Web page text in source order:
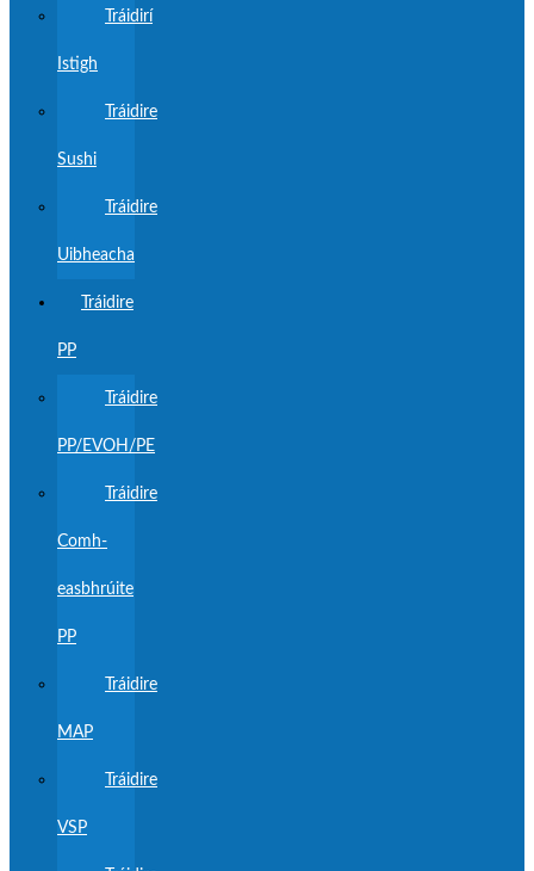
Tráidirí
Istigh
Tráidire
Sushi
Tráidire
Uibheacha
Tráidire
PP
Tráidire
PP/EVOH/PE
Tráidire
Comh-
easbhrúite
PP
Tráidire
MAP
Tráidire
VSP